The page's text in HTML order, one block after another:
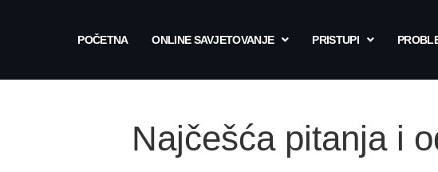
POČETNA ONLINE SAVJETOVANJE PRISTUPI
Najčešća pitanja i